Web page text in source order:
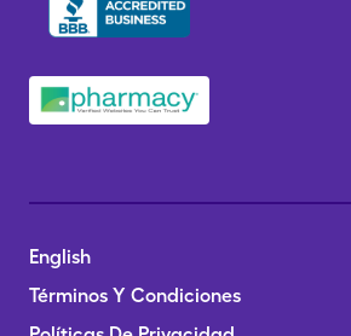
English
Términos Y Condiciones